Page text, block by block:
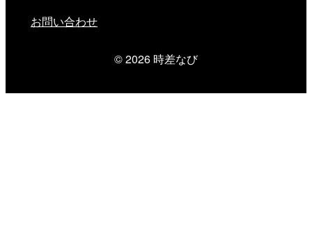
お問い合わせ
© 2026 時差なび